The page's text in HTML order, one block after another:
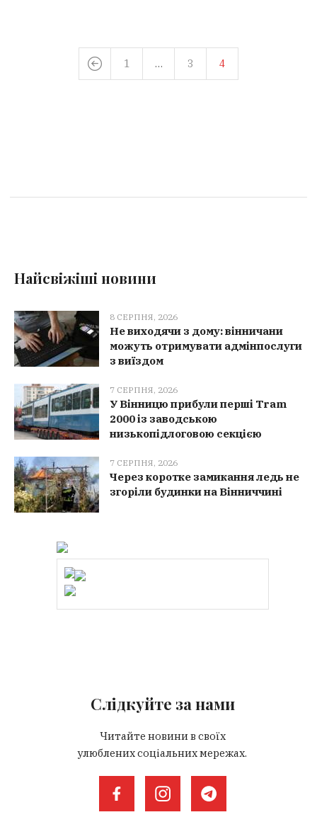
1 … 3 4
Найсвіжіші новини
8 СЕРПНЯ, 2026
Не виходячи з дому: вінничани
можуть отримувати адмінпослуги
з виїздом
7 СЕРПНЯ, 2026
У Вінницю прибули перші Tram
2000 із заводською
низькопідлоговою секцією
7 СЕРПНЯ, 2026
Через коротке замикання ледь не
згоріли будинки на Вінниччині
Слідкуйте за нами
Читайте новини в своїх
улюблених соціальних мережах.